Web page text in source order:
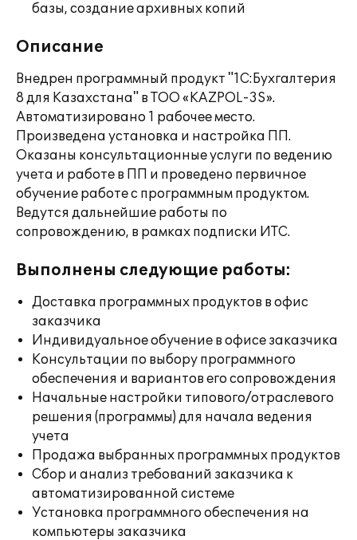
базы, создание архивных копий
Описание
Внедрен программный продукт "1С:Бухгалтерия
8 для Казахстана" в ТОО «KAZPOL-3S».
Автоматизировано 1 рабочее место.
Произведена установка и настройка ПП.
Оказаны консультационные услуги по ведению
учета и работе в ПП и проведено первичное
обучение работе с программным продуктом.
Ведутся дальнейшие работы по
сопровождению, в рамках подписки ИТС.
Выполнены следующие работы:
Доставка программных продуктов в офис
заказчика
Индивидуальное обучение в офисе заказчика
Консультации по выбору программного
обеспечения и вариантов его сопровождения
Начальные настройки типового/отраслевого
решения (программы) для начала ведения
учета
Продажа выбранных программных продуктов
Сбор и анализ требований заказчика к
автоматизированной системе
Установка программного обеспечения на
компьютеры заказчика